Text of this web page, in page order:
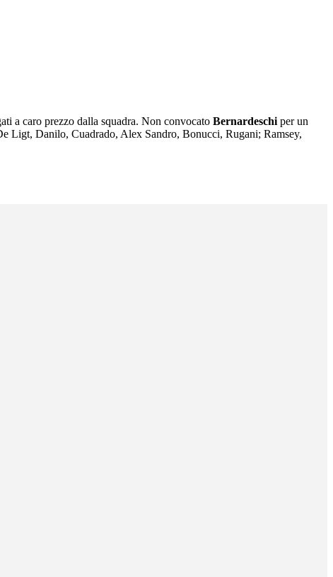
a caro prezzo dalla squadra. Non convocato Bernardeschi per un
Ligt, Danilo, Cuadrado, Alex Sandro, Bonucci, Rugani; Ramsey,